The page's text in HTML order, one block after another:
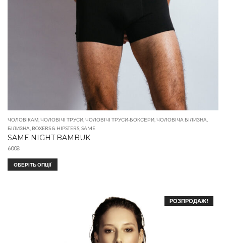
ЧОЛОВІКАМ ЧОЛОВІЧІ ТРУСИ ЧОЛОВІЧІ ТРУСИ-БОКСЕРИ ЧОЛОВІЧА БІЛИЗНА
БІЛИЗНА BOXERS & HIPSTERS SAME
SAME NIGHT BAMBUK
600₴
ОБЕРІТЬ ОПЦІЇ
РОЗПРОДАЖ!